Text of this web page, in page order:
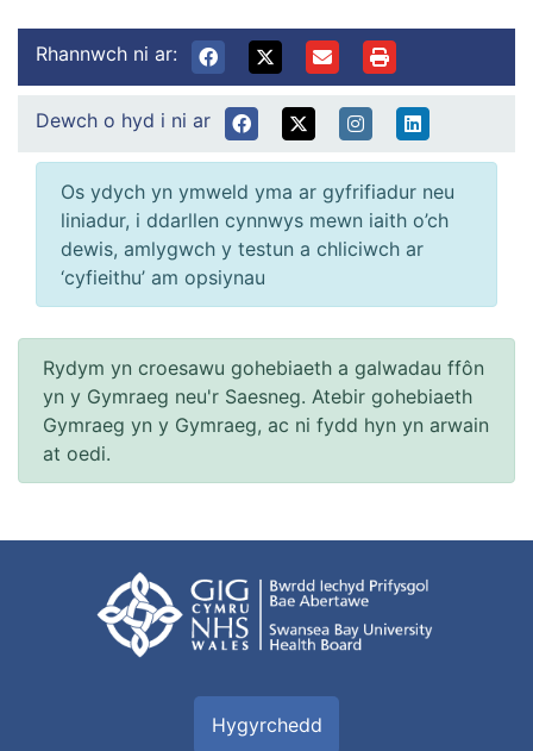
Rhannwch ni ar:
Dewch o hyd i ni ar
Os ydych yn ymweld yma ar gyfrifiadur neu
liniadur, i ddarllen cynnwys mewn iaith o’ch
dewis, amlygwch y testun a chliciwch ar
‘cyfieithu’ am opsiynau
Rydym yn croesawu gohebiaeth a galwadau ffôn
yn y Gymraeg neu'r Saesneg. Atebir gohebiaeth
Gymraeg yn y Gymraeg, ac ni fydd hyn yn arwain
at oedi.
Hygyrchedd